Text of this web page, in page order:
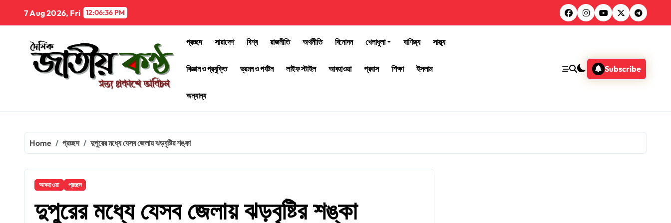
content
7 Aug 2026, Fri 12:06:37 PM
প্রচ্ছদ সারাদেশ বিশ্ব রাজনীতি অর্থনীতি বিনোদন খেলাধুলা বাণিজ্য সাস্থ্য
বিজ্ঞান ও প্রযুক্তি ভ্রমন ও পর্যটন লাইফ স্টাইল আবহাওয়া প্রবাস শিক্ষা ইসলাম
অন্যান্য
Subscribe
Home প্রচ্ছদ দুপুরের মধ্যে যেসব জেলায় ঝড়বৃষ্টির শঙ্কা
আবহাওয়া প্রচ্ছদ
দুপুরের মধ্যে যেসব জেলায় ঝড়বৃষ্টির শঙ্কা